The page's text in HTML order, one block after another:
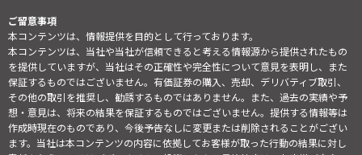
ご留意事項
本コンテンツは、情報提供を目的として行っております。
本コンテンツは、当社や当社が信頼できると考える情報源から提供されたもの
を提供していますが、当社はその正確性や完全性について意見を表明し、また
保証するものではございません。有価証券の購入、売却、デリバティブ取引、
その他の取引を推奨し、勧誘するものではありません。また、過去の実績や予
想・意見は、将来の結果を保証するものではございません。提供する情報等は
作成時現在のものであり、今後予告なしに変更または削除されることがござい
ます。当社は本コンテンツの内容に依拠してお客様が取った行動の結果に対し